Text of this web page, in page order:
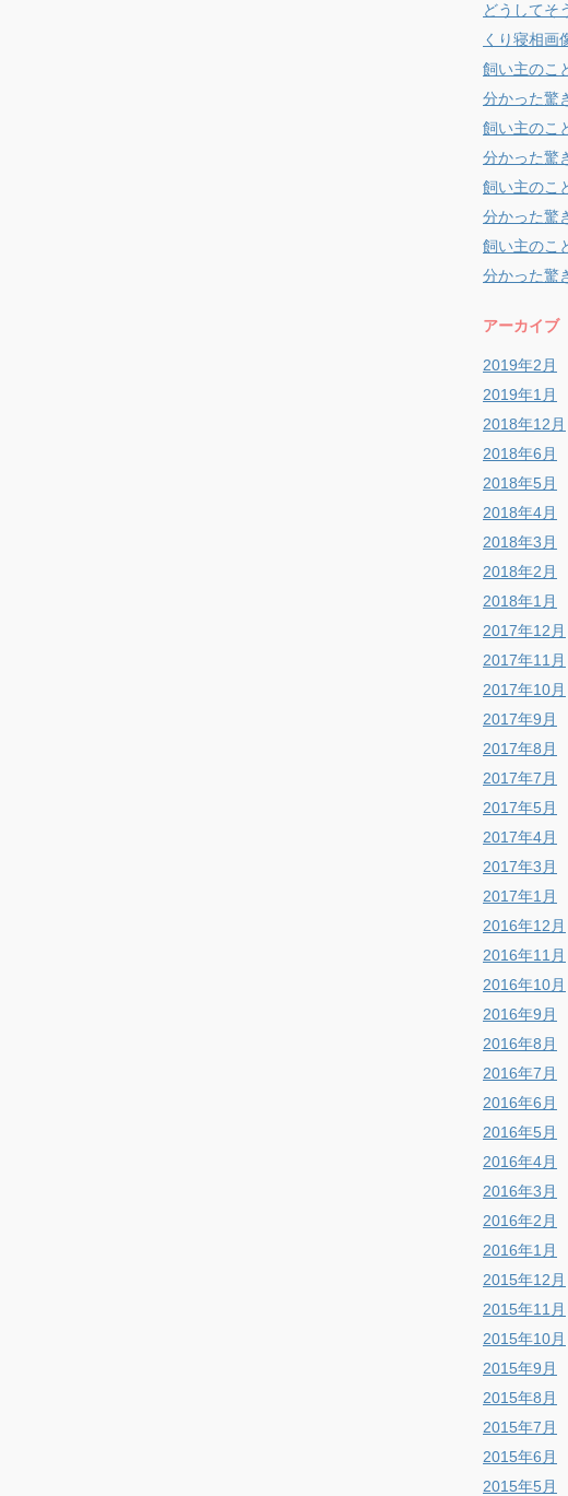
どうしてそ
くり寝相画
飼い主のこ
分かった驚
飼い主のこ
分かった驚
飼い主のこ
分かった驚
飼い主のこ
分かった驚
アーカイブ
2019年2月
2019年1月
2018年12月
2018年6月
2018年5月
2018年4月
2018年3月
2018年2月
2018年1月
2017年12月
2017年11月
2017年10月
2017年9月
2017年8月
2017年7月
2017年5月
2017年4月
2017年3月
2017年1月
2016年12月
2016年11月
2016年10月
2016年9月
2016年8月
2016年7月
2016年6月
2016年5月
2016年4月
2016年3月
2016年2月
2016年1月
2015年12月
2015年11月
2015年10月
2015年9月
2015年8月
2015年7月
2015年6月
2015年5月